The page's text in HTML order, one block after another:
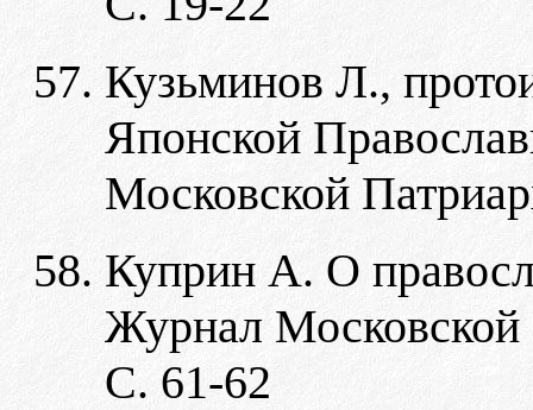
Кузьминов Л.,
Японской
Московской
Куприн А. О
Журнал
С. 61-62